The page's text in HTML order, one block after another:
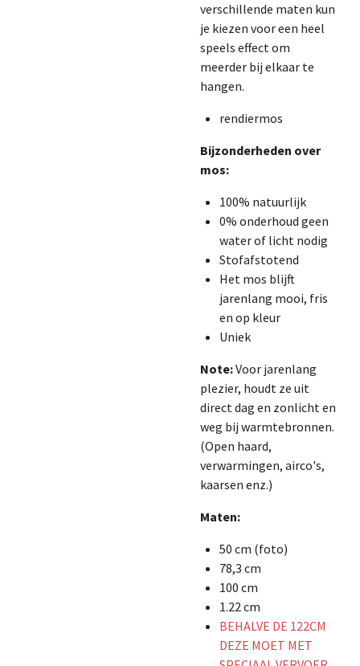
verschillende maten kun
je kiezen voor een heel
speels effect om
meerder bij elkaar te
hangen.
rendiermos
Bijzonderheden over
mos:
100% natuurlijk
0% onderhoud geen
water of licht nodig
Stofafstotend
Het mos blijft
jarenlang mooi, fris
en op kleur
Uniek
Note:Voor jarenlang
plezier, houdt ze uit
direct dag en zonlicht en
weg bij warmtebronnen.
(Open haard,
verwarmingen, airco's,
kaarsen enz.)
Maten:
50 cm (foto)
78,3 cm
100 cm
1.22 cm
BEHALVE DE 122CM
DEZE MOET MET